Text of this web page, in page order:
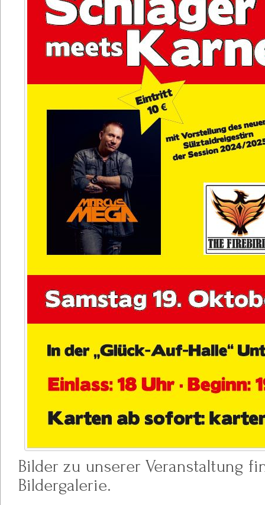
Bilder zu unserer Veranstaltung
Bildergalerie.